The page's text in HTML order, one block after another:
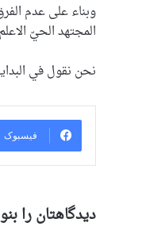
وبناء على عدم
المجتهد الحيّ
نحن نقول في
فیسبوک
دیدگاهتان را